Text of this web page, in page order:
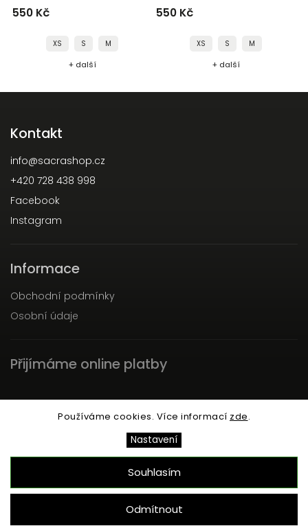
Používáme cookies. Více informací zde.
Nastavení
Odmítnout
Souhlasím
550 Kč
XS S M
+ další
550 Kč
XS S M
+ další
Kontakt
info@sacrashop.cz
+420 728 438 998
Facebook
Instagram
Informace
Obchodní podmínky
Osobní údaje
Přijímáme online platby
SACRA. Všechna práva vyhrazena.
Upravit nastavení cookies